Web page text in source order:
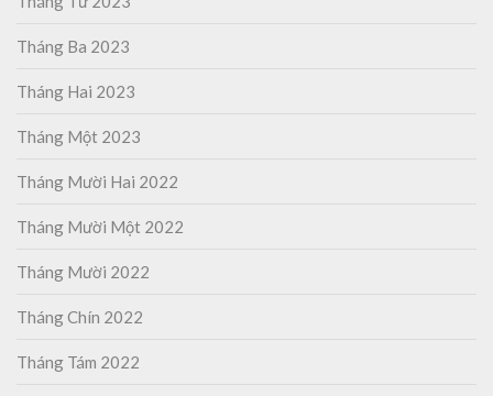
Tháng Ba 2023
Tháng Hai 2023
Tháng Một 2023
Tháng Mười Hai 2022
Tháng Mười Một 2022
Tháng Mười 2022
Tháng Chín 2022
Tháng Tám 2022